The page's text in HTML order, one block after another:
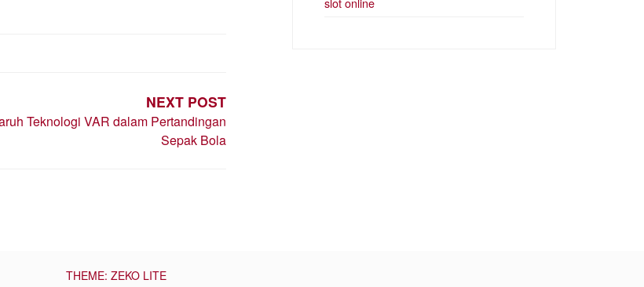
NEXT POST
Teknologi VAR dalam Pertandingan
Sepak Bola
THEME: ZEKO LITE